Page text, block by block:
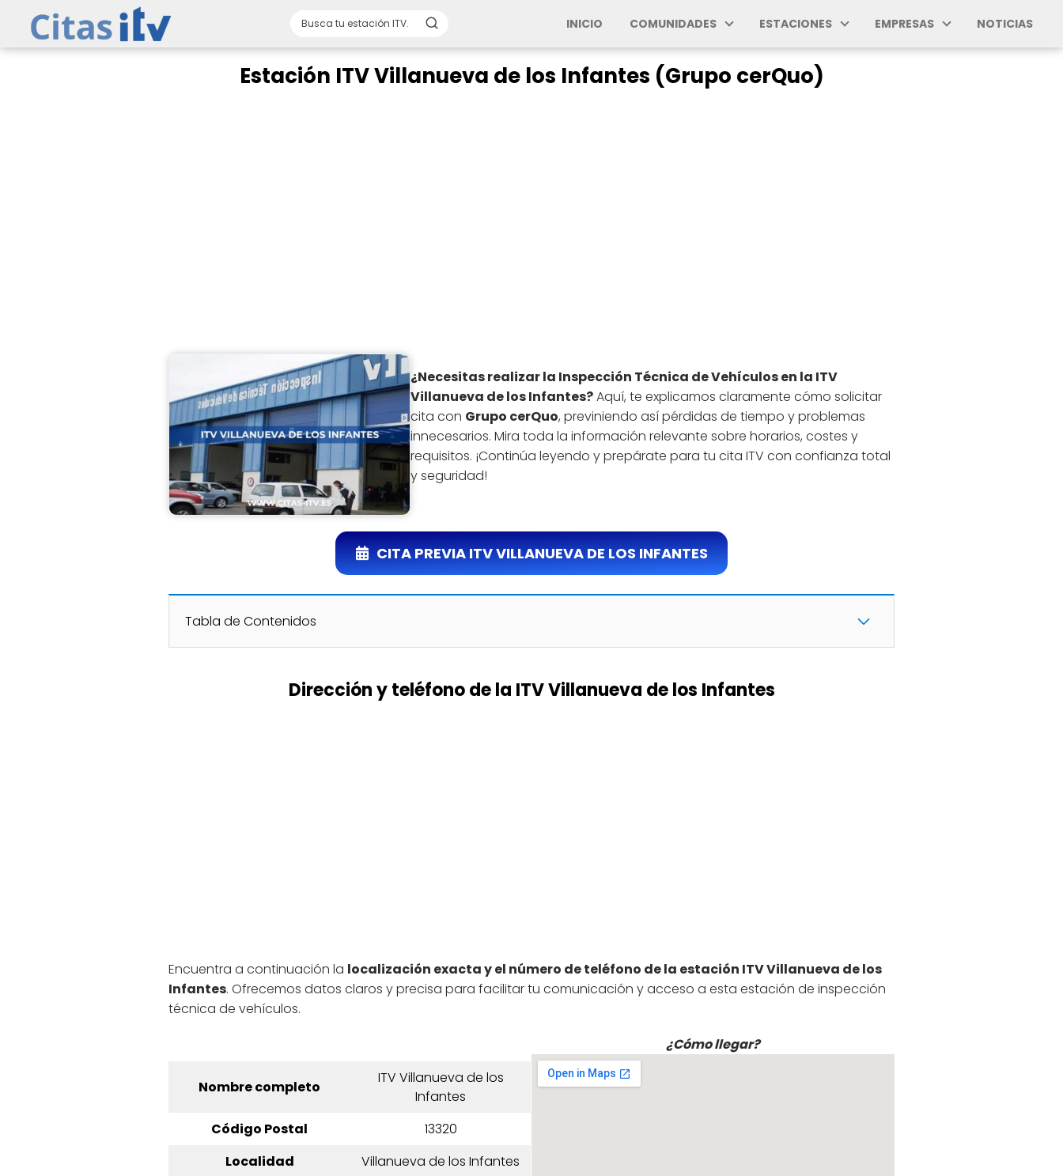
INICIO COMUNIDADES ESTACIONES EMPRESAS NOTICIAS
Estación ITV Villanueva de los Infantes (Grupo cerQuo)
¿Necesitas realizar la Inspección Técnica de Vehículos en la ITV
Villanueva de los Infantes?Aquí, te explicamos claramente cómo solicitar
cita con Grupo cerQuo, previniendo así pérdidas de tiempo y problemas
innecesarios. Mira toda la información relevante sobre horarios, costes y
requisitos. ¡Continúa leyendo y prepárate para tu cita ITV con confianza total
y seguridad!
CITA PREVIA ITV VILLANUEVA DE LOS INFANTES
Tabla de Contenidos
Dirección y teléfono de la ITV Villanueva de los Infantes
Encuentra a continuación la localización exacta y el número de teléfono de la estación ITV Villanueva de los
Infantes. Ofrecemos datos claros y precisa para facilitar tu comunicación y acceso a esta estación de inspección
técnica de vehículos.
Nombre completo
ITV Villanueva de los
Infantes
Código Postal
13320
Localidad
Villanueva de los Infantes
¿Cómo llegar?